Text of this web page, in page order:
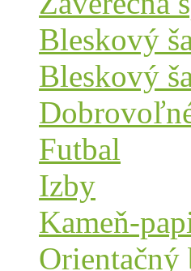
Bleskový
Bleskový
Futbal
Izby
Kameň-
Orientačný